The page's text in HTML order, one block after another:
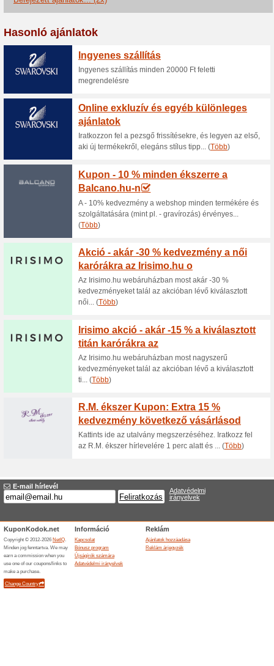
Lépjen aidozona.hu
Értesítést kapjon az
kuponokról.
Aktuális
Akár - 50 %
idozona.hu w
100% működött Akcio
Az Ora-idozona.hu
az akcióban lévő kiválasztott
Akár - 30 %
100% működött
Akcio
Az Ora-idozona.hu
az akcióban lévő kiválasztott